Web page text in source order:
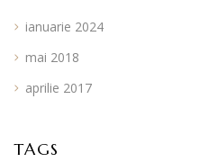
ianuarie 2024
mai 2018
aprilie 2017
TAGS